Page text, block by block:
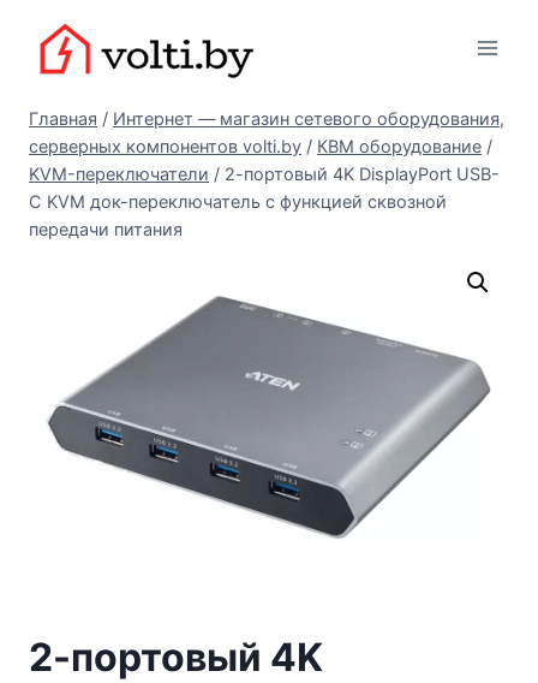
содержимому
Главная / Интернет — магазин сетевого оборудования,
серверных компонентов volti.by / КВМ оборудование /
KVM-переключатели / 2-портовый 4K DisplayPort USB-
C KVM док-переключатель с функцией сквозной
передачи питания
2-портовый 4K